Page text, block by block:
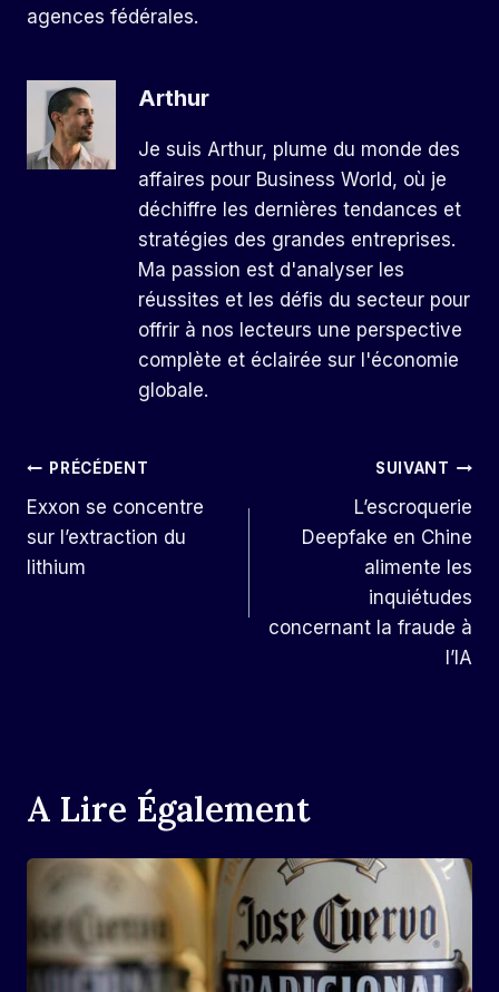
agences fédérales.
Arthur
Je suis Arthur, plume du monde des
affaires pour Business World, où je
déchiffre les dernières tendances et
stratégies des grandes entreprises.
Ma passion est d'analyser les
réussites et les défis du secteur pour
offrir à nos lecteurs une perspective
complète et éclairée sur l'économie
globale.
Navigation
De
L’article
PRÉCÉDENT
Exxon se concentre
sur l’extraction du
lithium
SUIVANT
L’escroquerie
Deepfake en Chine
alimente les
inquiétudes
concernant la fraude à
l’IA
A Lire Également